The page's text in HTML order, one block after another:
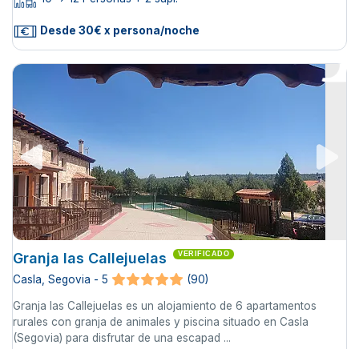
Desde 30€ x persona/noche
Granja las Callejuelas VERIFICADO
Casla, Segovia - 5 (90)
Granja las Callejuelas es un alojamiento de 6 apartamentos
rurales con granja de animales y piscina situado en Casla
(Segovia) para disfrutar de una escapad ...